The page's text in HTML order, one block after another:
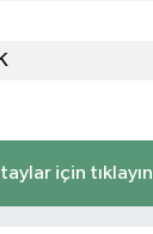
için tıklayın